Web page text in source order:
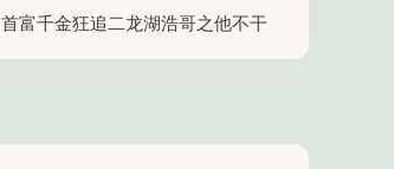
首富千金狂追二龙湖浩哥之他不干